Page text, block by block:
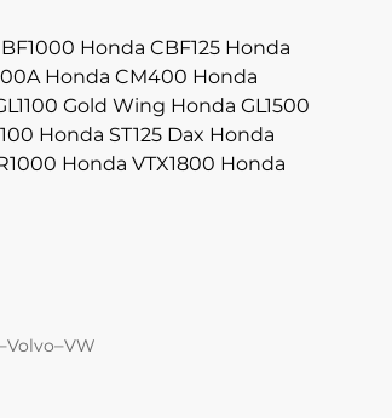
Honda CBF125 Honda
Honda CM400 Honda
Gold Wing Honda GL1500
Honda ST125 Dax Honda
Honda VTX1800 Honda
Volvo–VW